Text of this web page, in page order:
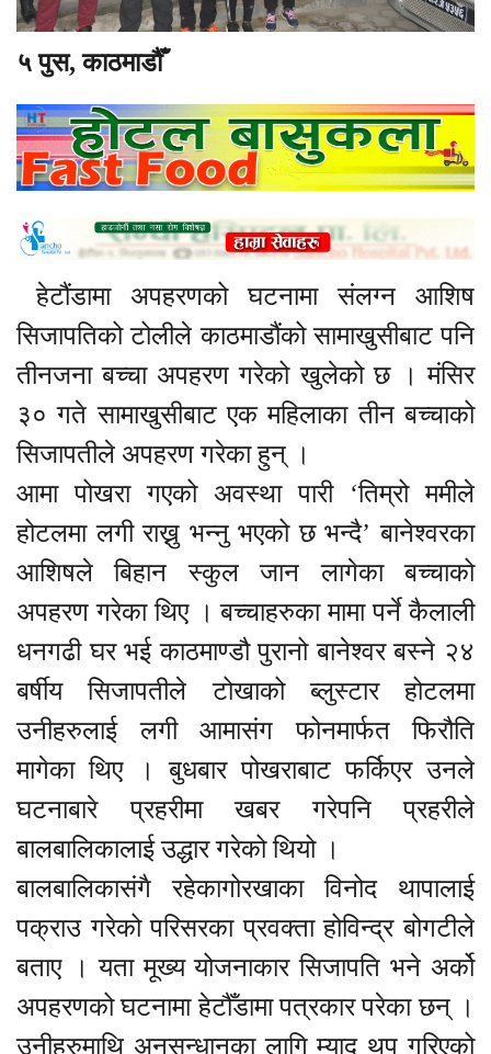
५ पुस, काठमाडौँ
हेटौंडामा अपहरणको घटनामा संलग्न आशिष
सिजापतिको टोलीले काठमाडौंको सामाखुसीबाट पनि
तीनजना बच्चा अपहरण गरेको खुलेको छ । मंसिर
३० गते सामाखुसीबाट एक महिलाका तीन बच्चाको
सिजापतीले अपहरण गरेका हुन् ।
आमा पोखरा गएको अवस्था पारी ‘तिम्रो ममीले
होटलमा लगी राख्नु भन्नु भएको छ भन्दै’ बानेश्वरका
आशिषले बिहान स्कुल जान लागेका बच्चाको
अपहरण गरेका थिए । बच्चाहरुका मामा पर्ने कैलाली
धनगढी घर भई काठमाण्डौ पुरानो बानेश्वर बस्ने २४
बर्षीय सिजापतीले टोखाको ब्लुस्टार होटलमा
उनीहरुलाई लगी आमासंग फोनमार्फत फिरौति
मागेका थिए । बुधबार पोखराबाट फर्किएर उनले
घटनाबारे प्रहरीमा खबर गरेपनि प्रहरीले
बालबालिकालाई उद्धार गरेको थियो ।
बालबालिकासंगै रहेकागोरखाका विनोद थापालाई
पक्राउ गरेको परिसरका प्रवक्ता होविन्द्र बोगटीले
बताए । यता मूख्य योजनाकार सिजापति भने अर्को
अपहरणको घटनामा हेटौँडामा पत्रकार परेका छन् ।
उनीहरुमाथि अनुसन्धानका लागि म्याद थप गरिएको